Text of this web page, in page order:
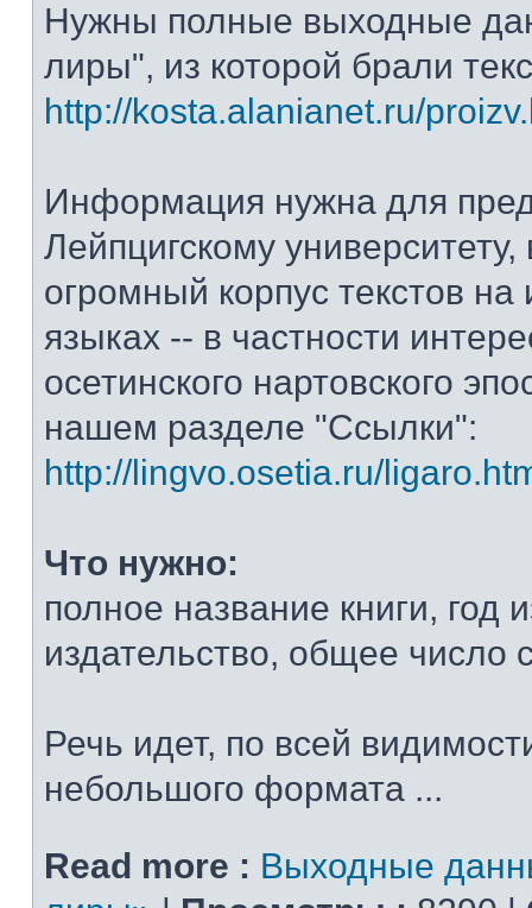
Нужны полные выходные
лиры", из которой брали
http://kosta.alanianet.ru/
Информация нужна для
Лейпцигскому
огромный корпус текстов на
языках -- в частности
осетинского нартовского
нашем разделе "Ссылки":
http://lingvo.osetia.ru/
Что нужно:
полное название книги, год
издательство, общее число
Речь идет, по всей
небольшого формата ...
Read more : Выходные